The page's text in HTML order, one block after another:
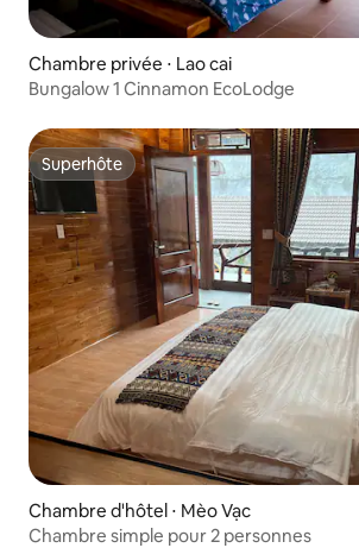
Chambre privée ⋅ Lao cai
Bungalow 1 Cinnamon EcoLodge
Superhôte
Superhôte
Chambre d'hôtel ⋅ Mèo Vạc
Chambre simple pour 2 personnes